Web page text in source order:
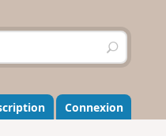
R
e
h
e
r
Connexion